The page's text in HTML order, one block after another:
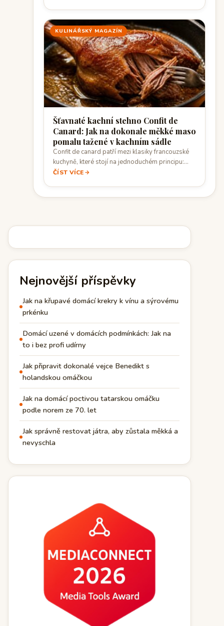
KULINÁŘSKÝ MAGAZÍN
Šťavnaté kachní stehno Confit de
Canard: Jak na dokonale měkké maso
pomalu tažené v kachním sádle
Confit de canard patří mezi klasiky francouzské
kuchyně, které stojí na jednoduchém principu:
kvalitní…
ČÍST VÍCE
Nejnovější příspěvky
Jak na křupavé domácí krekry k vínu a sýrovému
prkénku
Domácí uzené v domácích podmínkách: Jak na
to i bez profi udírny
Jak připravit dokonalé vejce Benedikt s
holandskou omáčkou
Jak na domácí poctivou tatarskou omáčku
podle norem ze 70. let
Jak správně restovat játra, aby zůstala měkká a
nevyschla